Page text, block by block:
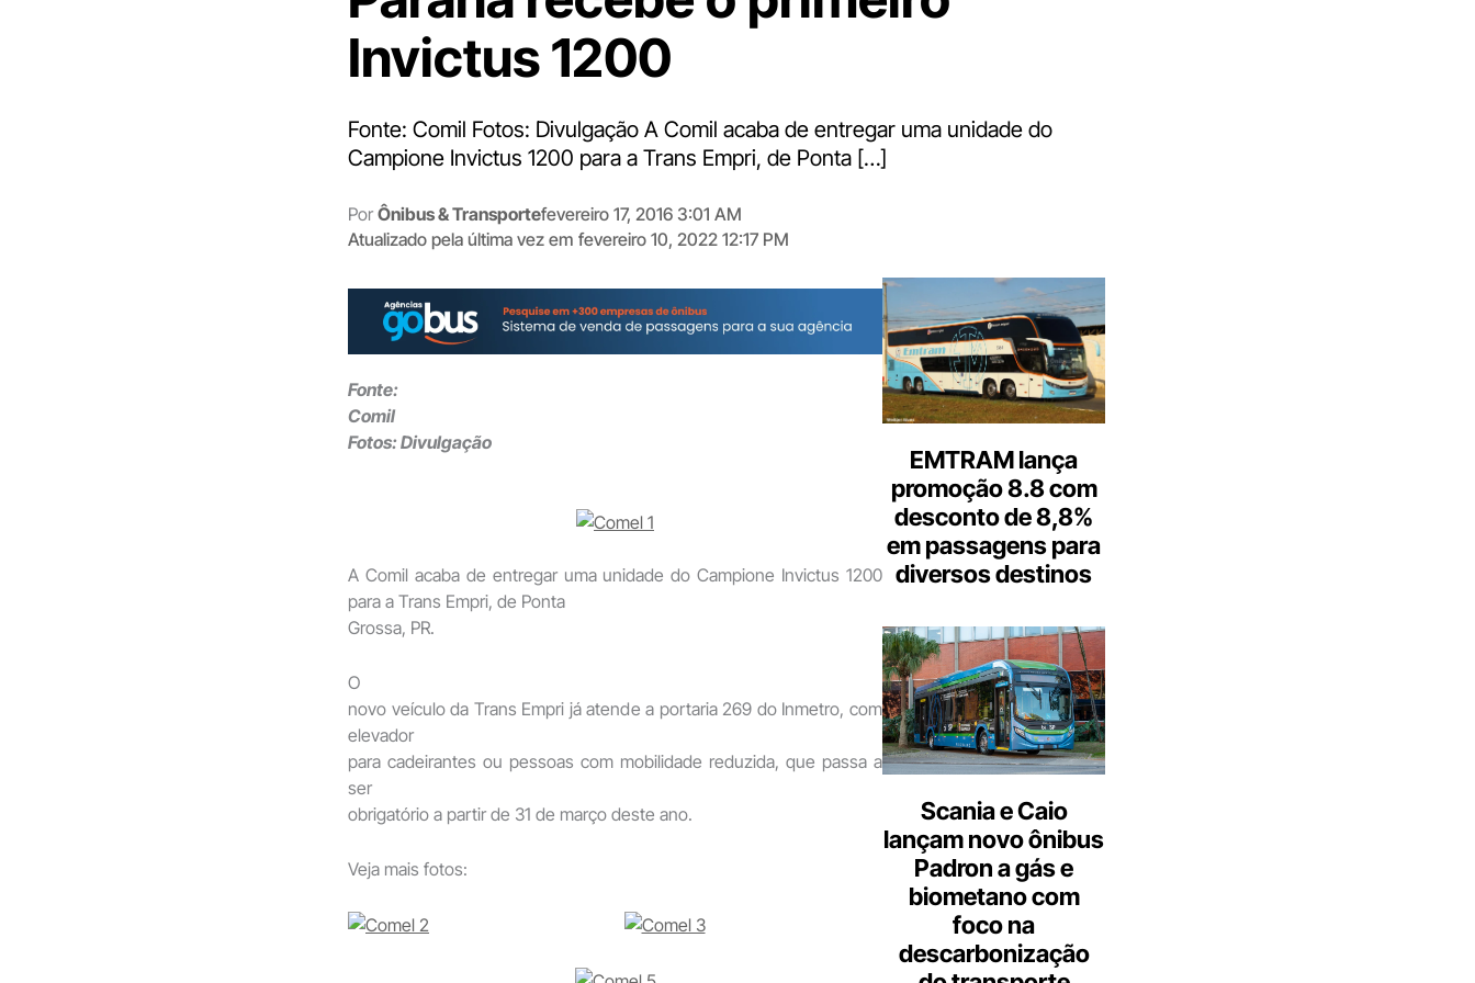
Invictus 1200
Fonte: Comil Fotos: Divulgação A Comil acaba de entregar uma unidade do
Campione Invictus 1200 para a Trans Empri, de Ponta […]
Por Ônibus & Transportefevereiro 17, 2016 3:01 AM
Atualizado pela última vez em fevereiro 10, 2022 12:17 PM
Fonte:
Comil
Fotos: Divulgação
A Comil acaba de entregar uma unidade do Campione Invictus 1200
para a Trans Empri, de Ponta
Grossa, PR.
O
novo veículo da Trans Empri já atende a portaria 269 do Inmetro, com
elevador
para cadeirantes ou pessoas com mobilidade reduzida, que passa a
ser
obrigatório a partir de 31 de março deste ano.
Veja mais fotos:
EMTRAM lança
promoção 8.8 com
desconto de 8,8%
em passagens para
diversos destinos
Scania e Caio
lançam novo ônibus
Padron a gás e
biometano com
foco na
descarbonização
Digite
aqui
o
seu
e-
mail